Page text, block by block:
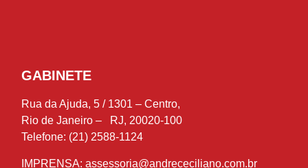
GABINETE
Rua da Ajuda, 5 / 1301 – Centro,
Rio de Janeiro – RJ, 20020-100
Telefone: (21) 2588-1124
IMPRENSA: assessoria@andrececiliano.com.br